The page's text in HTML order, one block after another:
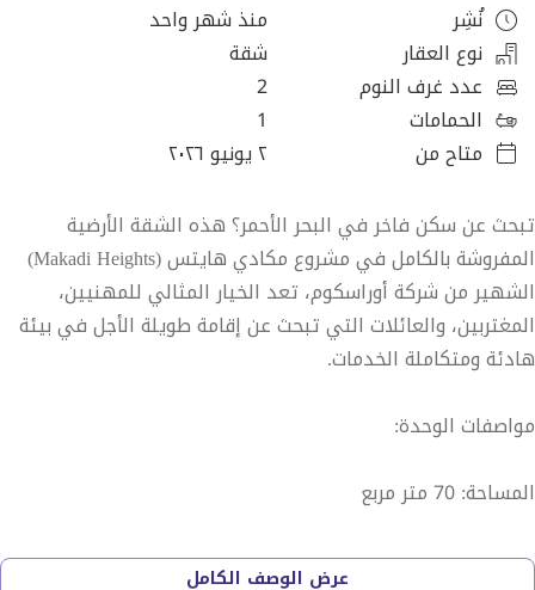
نُشِر
منذ شهر واحد
نوع العقار
شقة
عدد غرف النوم
2
الحمامات
1
متاح من
٢ يونيو ٢٠٢٦
تبحث عن سكن فاخر في البحر الأحمر؟ هذه الشقة الأرضية
المفروشة بالكامل في مشروع مكادي هايتس (Makadi Heights)
الشهير من شركة أوراسكوم، تعد الخيار المثالي للمهنيين،
المغتربين، والعائلات التي تبحث عن إقامة طويلة الأجل في بيئة
هادئة ومتكاملة الخدمات.
مواصفات الوحدة:
المساحة: 70 متر مربع
الدور: أرضي
عرض الوصف الكامل